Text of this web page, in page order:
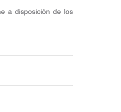
a disposición de los